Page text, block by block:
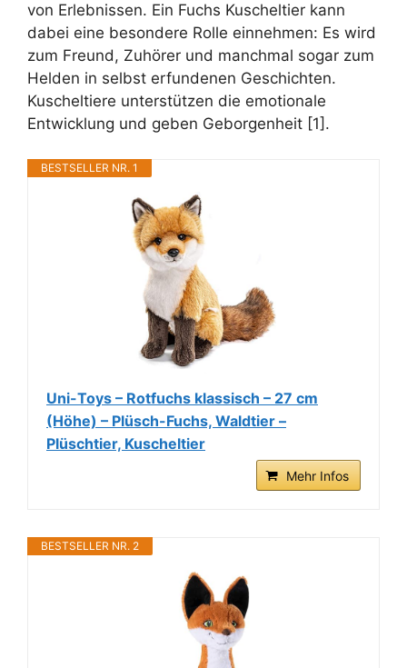
von Erlebnissen. Ein Fuchs Kuscheltier kann
dabei eine besondere Rolle einnehmen: Es wird
zum Freund, Zuhörer und manchmal sogar zum
Helden in selbst erfundenen Geschichten.
Kuscheltiere unterstützen die emotionale
Entwicklung und geben Geborgenheit [1].
BESTSELLER NR. 1
Uni-Toys – Rotfuchs klassisch – 27 cm
(Höhe) – Plüsch-Fuchs, Waldtier –
Plüschtier, Kuscheltier
Mehr Infos
BESTSELLER NR. 2